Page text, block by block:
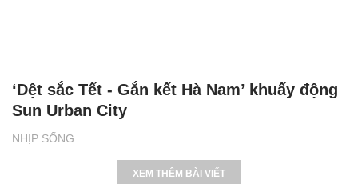
NHỊP SỐNG
‘Dệt sắc Tết - Gắn kết Hà Nam’ khuấy động
Sun Urban City
XEM THÊM BÀI VIẾT